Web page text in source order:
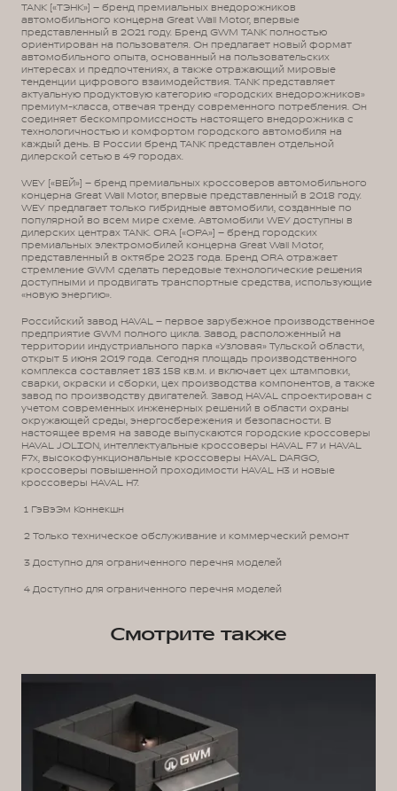
TANK («ТЭНК») – бренд премиальных внедорожников
автомобильного концерна Great Wall Motor, впервые
представленный в 2021 году. Бренд GWM TANK полностью
ориентирован на пользователя. Он предлагает новый формат
автомобильного опыта, основанный на пользовательских
интересах и предпочтениях, а также отражающий мировые
тенденции цифрового взаимодействия. TANK представляет
актуальную продуктовую категорию «городских внедорожников»
премиум-класса, отвечая тренду современного потребления. Он
соединяет бескомпромиссность настоящего внедорожника с
технологичностью и комфортом городского автомобиля на
каждый день. В России бренд TANK представлен отдельной
дилерской сетью в 49 городах.
WEY («ВЕЙ») – бренд премиальных кроссоверов автомобильного
концерна Great Wall Motor, впервые представленный в 2018 году.
WEY предлагает только гибридные автомобили, созданные по
популярной во всем мире схеме. Автомобили WEY доступны в
дилерских центрах TANK. ORA («ОРА») – бренд городских
премиальных электромобилей концерна Great Wall Motor,
представленный в октябре 2023 года. Бренд ORA отражает
стремление GWM сделать передовые технологические решения
доступными и продвигать транспортные средства, использующие
«новую энергию».
Российский завод HAVAL – первое зарубежное производственное
предприятие GWM полного цикла. Завод, расположенный на
территории индустриального парка «Узловая» Тульской области,
открыт 5 июня 2019 года. Сегодня площадь производственного
комплекса составляет 183 158 кв.м. и включает цех штамповки,
сварки, окраски и сборки, цех производства компонентов, а также
завод по производству двигателей. Завод HAVAL спроектирован с
учетом современных инженерных решений в области охраны
окружающей среды, энергосбережения и безопасности. В
настоящее время на заводе выпускаются городские кроссоверы
HAVAL JOLION, интеллектуальные кроссоверы HAVAL F7 и HAVAL
F7x, высокофункциональные кроссоверы HAVAL DARGO,
кроссоверы повышенной проходимости HAVAL H3 и новые
кроссоверы HAVAL H7.
1 ГэВэЭм Коннекшн
2 Только техническое обслуживание и коммерческий ремонт
3 Доступно для ограниченного перечня моделей
4 Доступно для ограниченного перечня моделей
Смотрите также